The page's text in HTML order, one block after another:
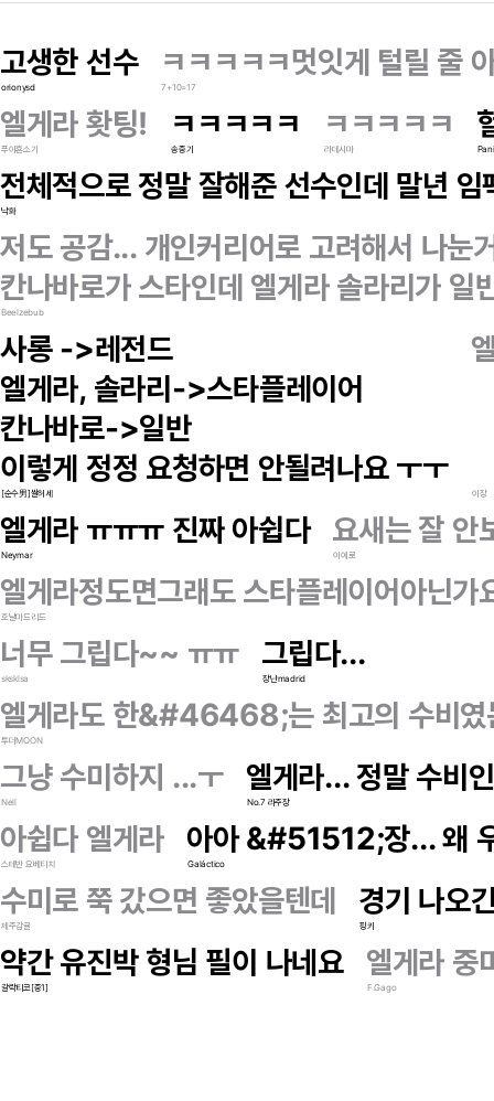
고생한 선수
orionysd
ㅋㅋㅋㅋㅋ멋잇게 털릴 줄
7+10=17
엘게라 홧팅!
푸야횬소기
ㅋㅋㅋㅋㅋ
송중기
ㅋㅋㅋㅋㅋ
라데시마
전체적으로 정말 잘해준 선수인데 말년 임
낙화
저도 공감... 개인커리어로 고려해서 나눈
칸나바로가 스타인데 엘게라 솔라리가 일
Beelzebub
사롱 ->레전드
엘게라, 솔라리->스타플레이어
칸나바로->일반
이렇게 정정 요청하면 안될려나요 ㅜㅜ
[순수男]쌀허세 이장
엘게라 ㅠㅠㅠ 진짜 아쉽다
Neymar
요새는 잘 안
이에로
엘게라정도면그래도 스타플레이어아닌가
호날마드리드
너무 그립다~~ ㅠㅠ
sksklsa
그립다...
장난madrid
엘게라도 한&#46468;는 최고의 수비였
투더MOON
그냥 수미하지 ...ㅜ
Nell
엘게라... 정말 수비
No.7 라주장
아쉽다 엘게라
스테반 요베티치
아아 &#51512;장... 왜
Galáctico
수미로 쭉 갔으면 좋았을텐데
제주감귤
경기 나오
핑키
약간 유진박 형님 필이 나네요
갈락티코[중1]
엘게라 중
F.Gago